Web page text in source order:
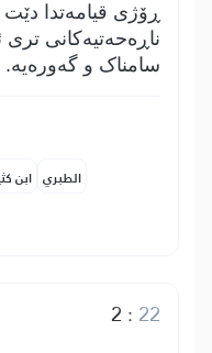
ڕۆژی قیامەتدا
ناڕەحەتیەکانی
سامناک و گەورەیە.
ابن الطبري
2 : 22